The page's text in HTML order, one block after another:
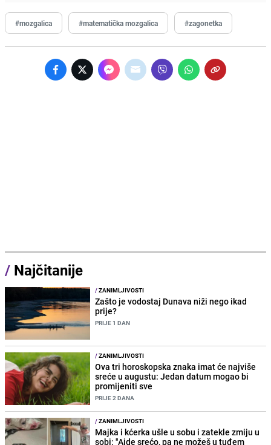
#mozgalica #matematička mozgalica #zagonetka
/ Najčitanije
/ZANIMLJIVOSTI
Zašto je vodostaj Dunava niži nego ikad
prije?
PRIJE 1 DAN
/ZANIMLJIVOSTI
Ova tri horoskopska znaka imat će najviše
sreće u augustu: Jedan datum mogao bi
promijeniti sve
PRIJE 2 DANA
/ZANIMLJIVOSTI
Majka i kćerka ušle u sobu i zatekle zmiju u
sobi: "Ajde srećo, pa ne možeš u tuđem